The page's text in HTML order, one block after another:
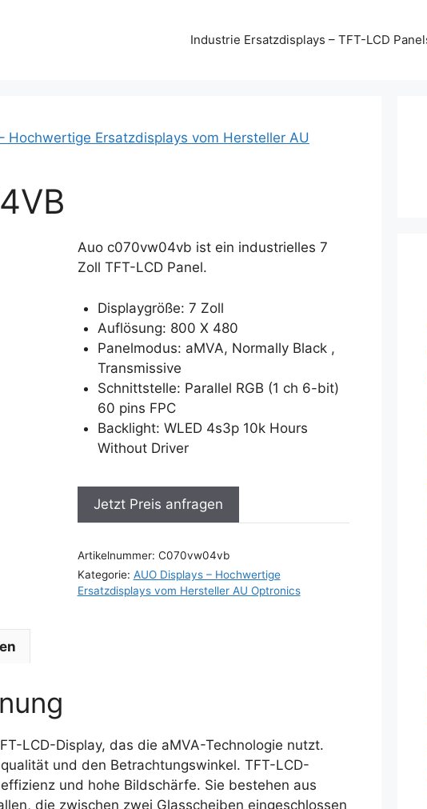
Industrie Ersatzdisplays – TFT-LCD
Hochwertige Ersatzdisplays vom Hersteller AU
Auo c070vw04vb ist ein industrielles 7
Zoll TFT-LCD Panel.
Displaygröße: 7 Zoll
Auflösung: 800 X 480
Panelmodus: aMVA, Normally Black ,
Transmissive
Schnittstelle: Parallel RGB (1 ch 6-bit)
60 pins FPC
Backlight: WLED 4s3p 10k Hours
Without Driver
Jetzt Preis anfragen
Artikelnummer: C070vw04vb
Kategorie: AUO Displays – Hochwertige
Ersatzdisplays vom Hersteller AU Optronics
LCD-Display, das die aMVA-Technologie nutzt.
und den Betrachtungswinkel. TFT-LCD-
und hohe Bildschärfe. Sie bestehen aus
die zwischen zwei Glasscheiben eingeschlossen